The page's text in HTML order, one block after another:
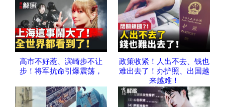
高市不好惹、滨崎步不让
步！将军抗命引爆震荡，
政策收紧！人出不去、钱也
难出去了！办护照、出国越
来越难！